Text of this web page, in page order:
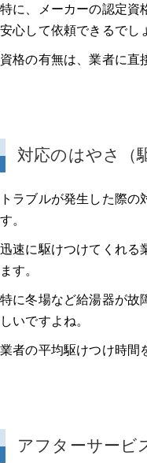
特に、メーカーの認定資
安心して依頼できるでし
資格の有無は、業者に直
対応のはやさ（
トラブルが発生した際
す。
迅速に駆けつけてくれる
ます。
特に冬場など給湯器が故
しいですよね。
業者の平均駆けつけ時間
アフターサービ